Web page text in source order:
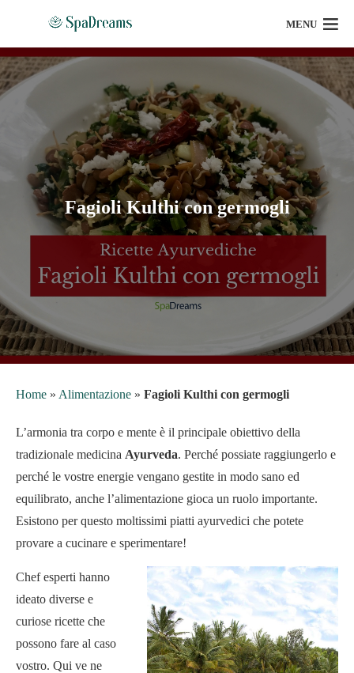
MENU
Fagioli Kulthi con germogli
Home » Alimentazione » Fagioli Kulthi con germogli
L’armonia tra corpo e mente è il principale obiettivo della
tradizionale medicina Ayurveda. Perché possiate raggiungerlo e
perché le vostre energie vengano gestite in modo sano ed
equilibrato, anche l’alimentazione gioca un ruolo importante.
Esistono per questo moltissimi piatti ayurvedici che potete
provare a cucinare e sperimentare!
Chef esperti hanno
ideato diverse e
curiose ricette che
possono fare al caso
vostro. Qui ve ne